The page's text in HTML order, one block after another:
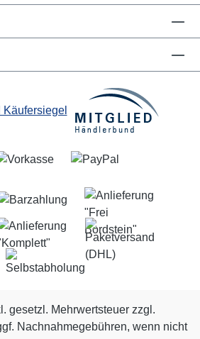
gesetzl. Mehrwertsteuer zzgl.
Nachnahmegebühren, wenn nicht